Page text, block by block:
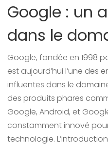
Google : un
dans le
Google, fondée en 1998
est aujourd’hui l’une des
influentes dans le
des produits phares
Google, Android, et
constamment innové
technologie.